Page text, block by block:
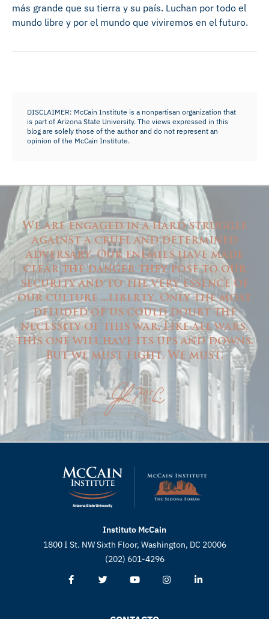
más grande que su tierra y su país. Luchan por todo el
mundo libre y por el mundo que viviremos en el futuro.
DISCLAIMER: McCain Institute is a nonpartisan organization that
is part of Arizona State University. The views expressed in this
blog are solely those of the author and do not represent an
opinion of the McCain Institute.
We are engaged in a hard struggle
against a cruel and determined
adversary. Our enemies have made
clear the danger they pose to our
security and to the very essence of
our culture ...liberty. Only the most
deluded of us could doubt the
necessity of this war. Like all wars,
this one will have its ups and downs.
But we must fight. We must.
Instituto McCain
1800 I St. NW Sixth Floor, Washington, DC 20006
(202) 601-4296